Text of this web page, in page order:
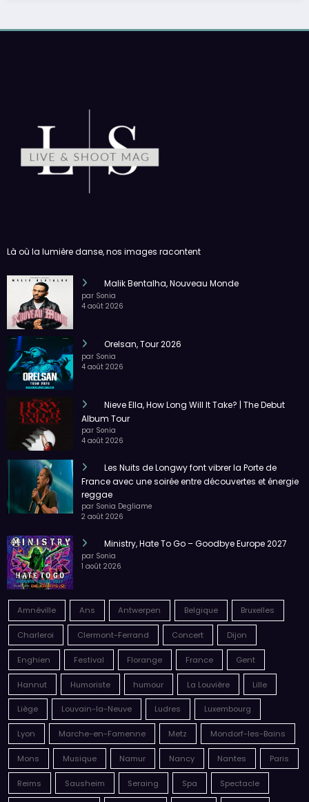
Là où la lumière danse, nos images racontent
Malik Bentalha, Nouveau Monde
par Sonia
4 août 2026
Orelsan, Tour 2026
par Sonia
4 août 2026
Nieve Ella, How Long Will It Take? | The Debut
Album Tour
par Sonia
4 août 2026
Les Nuits de Longwy font vibrer la Porte de
France avec une soirée entre découvertes et énergie
reggae
par Sonia Degliame
2 août 2026
Ministry, Hate To Go – Goodbye Europe 2027
par Sonia
1 août 2026
Amnéville Ans Antwerpen Belgique Bruxelles
Charleroi Clermont-Ferrand Concert Dijon
Enghien Festival Florange France Gent
Hannut Humoriste humour La Louvière Lille
Liège Louvain-la-Neuve Ludres Luxembourg
Lyon Marche-en-Famenne Metz Mondorf-les-Bains
Mons Musique Namur Nancy Nantes Paris
Reims Sausheim Seraing Spa Spectacle